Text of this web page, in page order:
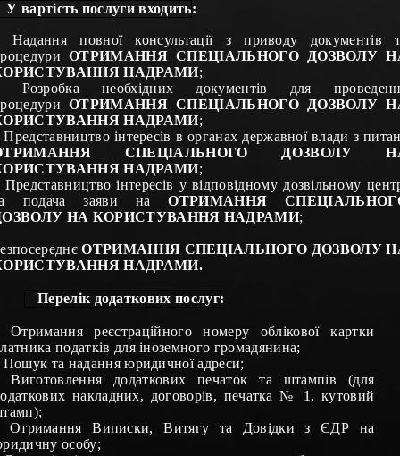
У вартість послуги входить:
Надання повної консультації з приводу документів
ОТРИМАННЯ СПЕЦІАЛЬНОГО ДОЗВОЛУ
НАДРАМИ;
Розробка необхідних документів для
ОТРИМАННЯСПЕЦІАЛЬНОГО ДОЗВОЛУ
НАДРАМИ;
Представництво інтересів в органах державної влади з
СПЕЦІАЛЬНОГО ДОЗВОЛУ
НАДРАМИ;
Представництво інтересів у відповідному дозвільному
подача заяви наОТРИМАННЯ
НА КОРИСТУВАННЯ НАДРАМИ;
ОТРИМАННЯ СПЕЦІАЛЬНОГО ДОЗВОЛУ
НАДРАМИ.
Перелік додаткових послуг:
Отримання реєстраційного номеру облікової картки
податків для іноземного громадянина;
Пошук та надання юридичної адреси;
Виготовлення додаткових печаток та штампів (для
накладних, договорів, печатка № 1, кутовий
;
ОтриманняВиписки,Витягу та Довідки з ЄДР на
особу;